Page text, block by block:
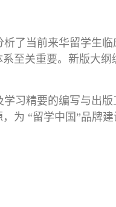
了当前来华留学生临
至关重要。新版大纲
习精要的编写与出版
为 “留学中国”品牌